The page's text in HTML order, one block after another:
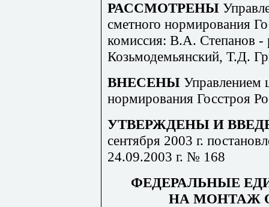
РАССМОТРЕНЫ
сметного нормирования
комиссия: В.А. Степанов -
Козьмодемьянский, Т.Д.
ВНЕСЕНЫ Управлением
нормирования Госстроя
УТВЕРЖДЕНЫ И
сентября 2003 г.
24.09.2003 г. № 168
ФЕДЕРАЛЬНЫЕ
НА МОНТАЖ